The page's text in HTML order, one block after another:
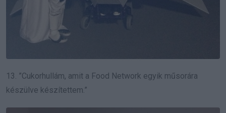
13. ”Cukorhullám, amit a Food Network egyik műsorára
készülve készítettem.”